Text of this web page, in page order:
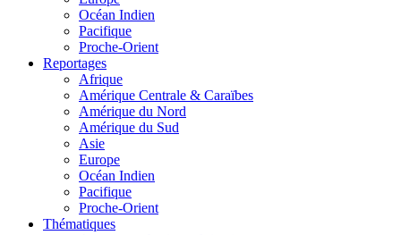
Océan Indien
Pacifique
Proche-Orient
Reportages
Afrique
Amérique Centrale & Caraïbes
Amérique du Nord
Amérique du Sud
Asie
Europe
Océan Indien
Pacifique
Proche-Orient
Thématiques